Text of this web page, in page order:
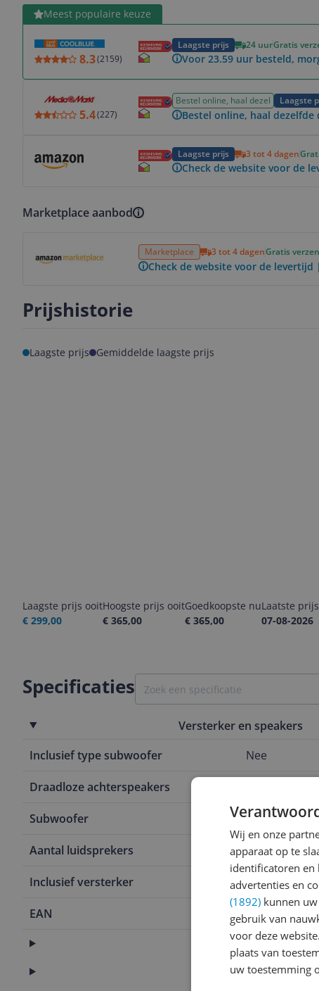
Meest populaire keuze
8.3(2159)
Laagste prijs 24 uurGratis
Voor 23.59 uur besteld,
Bekijk product
5.4(227)
Bestel online, haal dezel Laagste
Bestel online, haal dezelfde
Laagste prijs 3 tot 4 dagen
Check de website voor de
Marketplace aanbod
Marketplace 3 tot 4 dagenGratis
Check de website voor de levertijd
Prijshistorie
Laagste prijs Gemiddelde laagste prijs
Laagste prijs ooit
€ 299,00
Hoogste prijs ooit
€ 365,00
Goedkoopste nu
€ 365,00
Laatste
07-08-2026
Specificaties
Versterker en speakers
Inclusief type subwoofer
Nee
Draadloze achterspeakers
Subwoofer Nee
Aantal luidsprekers 2
Inclusief versterker Nee
EAN
Aansluitingen
Afmetingen
Wij en onze
apparaat op te
identificatoren en
advertenties en
(1892) kunnen
gebruik van
voor deze
plaats van
uw toestemming